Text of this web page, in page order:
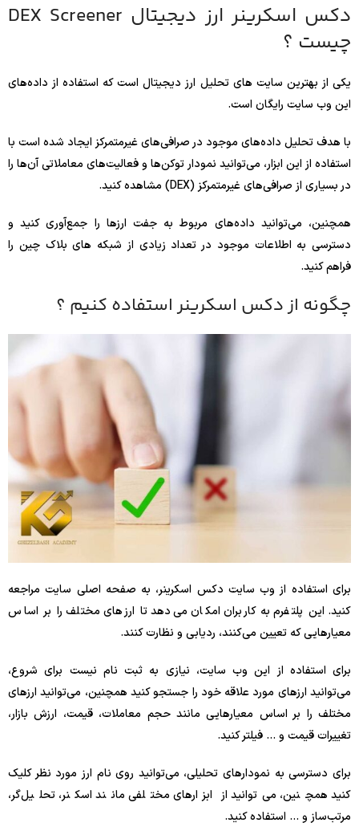
دکس اسکرینر ارز دیجیتال DEX Screener
چیست ؟
یکی از بهترین سایت های تحلیل ارز دیجیتال است که استفاده از داده‌های
این وب‌ سایت رایگان است.
با هدف تحلیل داده‌های موجود در صرافی‌های غیرمتمرکز ایجاد شده است با
استفاده از این ابزار، می‌توانید نمودار توکن‌ها و فعالیت‌های معاملاتی آن‌ها را
در بسیاری از صرافی‌های غیرمتمرکز (DEX) مشاهده کنید.
همچنین، می‌توانید داده‌های مربوط به جفت ارزها را جمع‌آوری کنید و
دسترسی به اطلاعات موجود در تعداد زیادی از شبکه‌ های بلاک‌ چین را
فراهم کنید.
چگونه از دکس اسکرینر استفاده کنیم ؟
برای استفاده از وب سایت دکس اسکرینر، به صفحه اصلی سایت مراجعه
کنید. این پلتفرم به کاربران امکان می‌دهد تا ارزهای مختلف را بر اساس
معیارهایی که تعیین می‌کنند، ردیابی و نظارت کنند.
برای استفاده از این وب سایت، نیازی به ثبت نام نیست برای شروع،
می‌توانید ارزهای مورد علاقه خود را جستجو کنید همچنین، می‌توانید ارزهای
مختلف را بر اساس معیارهایی مانند حجم معاملات، قیمت، ارزش بازار،
تغییرات قیمت و … فیلتر کنید.
برای دسترسی به نمودارهای تحلیلی، می‌توانید روی نام ارز مورد نظر کلیک
کنید همچنین، می‌توانید از ابزارهای مختلفی مانند اسکنر، تحلیل‌گر،
مرتب‌ساز و … استفاده کنید.